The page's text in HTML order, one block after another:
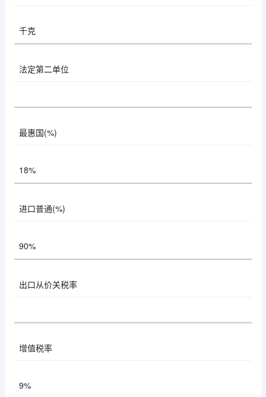
千克
法定第二单位
最惠国(%)
18%
进口普通(%)
90%
出口从价关税率
增值税率
9%